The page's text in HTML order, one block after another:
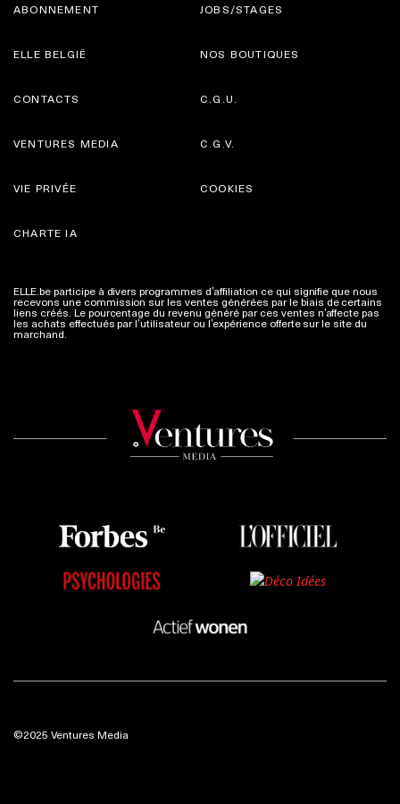
ABONNEMENT
ELLE BELGIË
JOBS/STAGES
NOS BOUTIQUES
CONTACTS
VENTURES MEDIA
C.G.U.
C.G.V.
VIE PRIVÉE
CHARTE IA
COOKIES
ELLE.be participe à divers programmes d’affiliation ce qui signifie que nous
recevons une commission sur les ventes générées par le biais de certains
liens créés. Le pourcentage du revenu généré par ces ventes n’affecte pas
les achats effectués par l’utilisateur ou l’expérience offerte sur le site du
marchand. Plus d'infos
©2025 Ventures Media